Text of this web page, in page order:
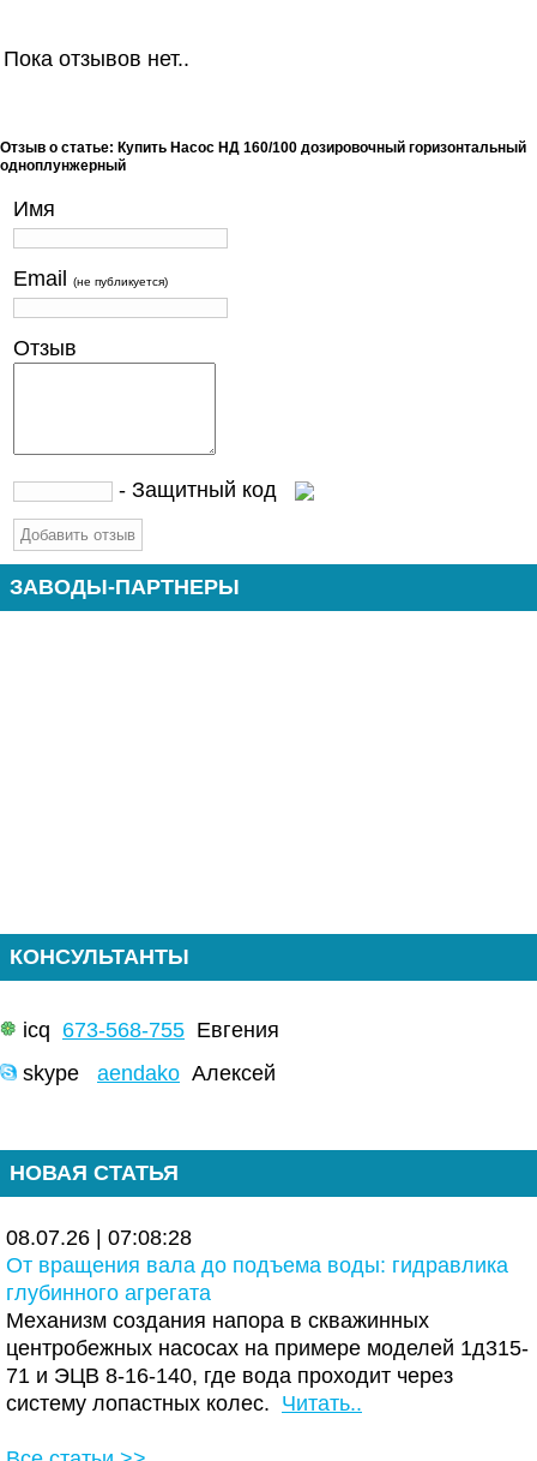
Пока отзывов нет..
Отзыв о статье: Купить Насос НД 160/100 дозировочный горизонтальный
одноплунжерный
Имя
Email (не публикуется)
Отзыв
- Защитный код
ЗАВОДЫ-ПАРТНЕРЫ
КОНСУЛЬТАНТЫ
icq 673-568-755 Евгения
skype aendako Алексей
НОВАЯ СТАТЬЯ
08.07.26 | 07:08:28
От вращения вала до подъема воды: гидравлика
глубинного агрегата
Механизм создания напора в скважинных
центробежных насосах на примере моделей 1д315-
71 и ЭЦВ 8-16-140, где вода проходит через
систему лопастных колес. Читать..